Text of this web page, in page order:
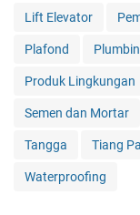
Lift Elevator
Plafond
Produk Lingkungan
Semen dan Mortar
Tangga Tiang
Waterproofing